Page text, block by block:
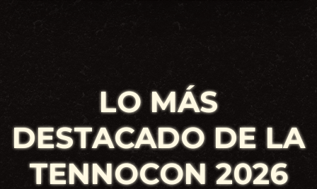
LO MÁS
DESTACADO DE
LA TENNOCON